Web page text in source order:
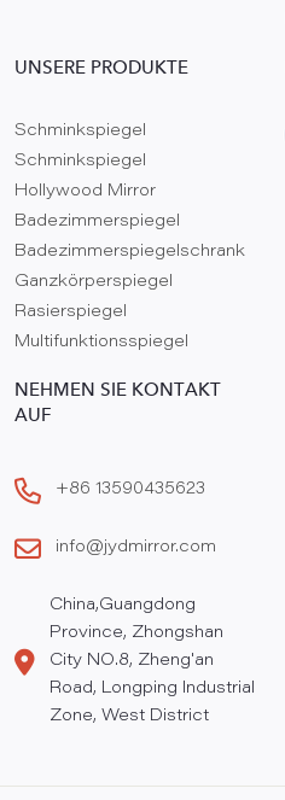
UNSERE PRODUKTE
Schminkspiegel
Schminkspiegel
Hollywood Mirror
Badezimmerspiegel
Badezimmerspiegelschrank
Ganzkörperspiegel
Rasierspiegel
Multifunktionsspiegel
NEHMEN SIE KONTAKT
AUF
+86 13590435623
info@jydmirror.com
China,Guangdong
Province, Zhongshan
City NO.8, Zheng'an
Road, Longping Industrial
Zone, West District